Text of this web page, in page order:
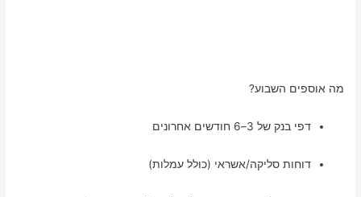
מה אוספים השבוע?
דפי בנק של 3–6 חודשים אחרונים
דוחות סליקה/אשראי (כולל עמלות)